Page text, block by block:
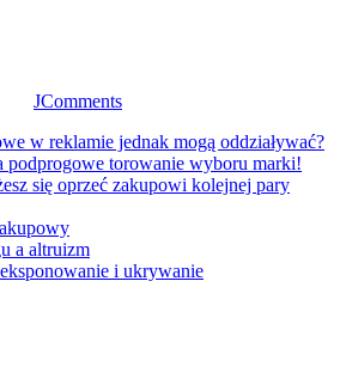
JComments
w reklamie jednak mogą oddziaływać?
podprogowe torowanie wyboru marki!
się oprzeć zakupowi kolejnej pary
a altruizm
i ukrywanie